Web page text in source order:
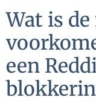
Wat is
een